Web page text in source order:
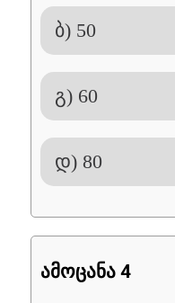
ბ) 50
გ) 60
დ) 80
ამოცანა 4